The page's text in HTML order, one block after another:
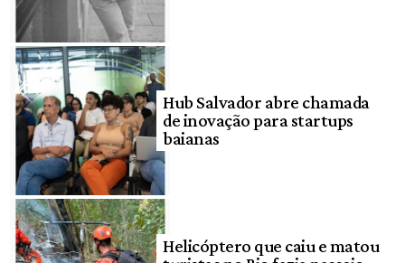
Hub Salvador abre chamada
de inovação para startups
baianas
Helicóptero que caiu e matou